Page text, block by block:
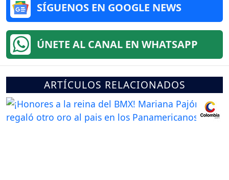
SÍGUENOS EN GOOGLE NEWS
ÚNETE AL CANAL EN WHATSAPP
ARTÍCULOS RELACIONADOS